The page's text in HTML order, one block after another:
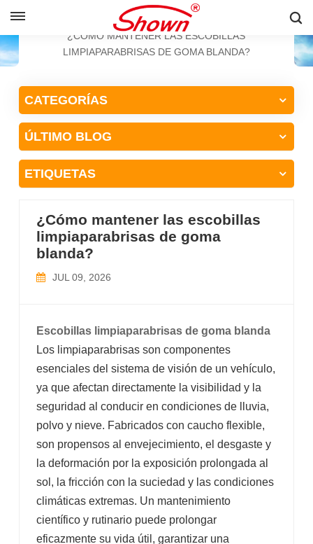
HOGAR
BLOG
¿CÓMO MANTENER LAS ESCOBILLAS
LIMPIAPARABRISAS DE GOMA BLANDA?
CATEGORÍAS
ÚLTIMO BLOG
ETIQUETAS
¿Cómo mantener las escobillas
limpiaparabrisas de goma
blanda?
JUL 09, 2026
Escobillas limpiaparabrisas de goma blanda
Los limpiaparabrisas son componentes
esenciales del sistema de visión de un vehículo,
ya que afectan directamente la visibilidad y la
seguridad al conducir en condiciones de lluvia,
polvo y nieve. Fabricados con caucho flexible,
son propensos al envejecimiento, el desgaste y
la deformación por la exposición prolongada al
sol, la fricción con la suciedad y las condiciones
climáticas extremas. Un mantenimiento
científico y rutinario puede prolongar
eficazmente su vida útil, garantizar una